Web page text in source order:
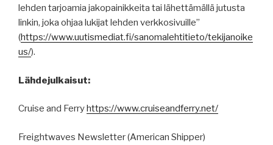
lehden tarjoamia jakopainikkeita tai lähettämällä jutusta
linkin, joka ohjaa lukijat lehden verkkosivuille”
(https://www.uutismediat.fi/sanomalehtitieto/tekijanoike
us/).
Lähdejulkaisut:
Cruise and Ferryhttps://www.cruiseandferry.net/
Freightwaves Newsletter (American Shipper)